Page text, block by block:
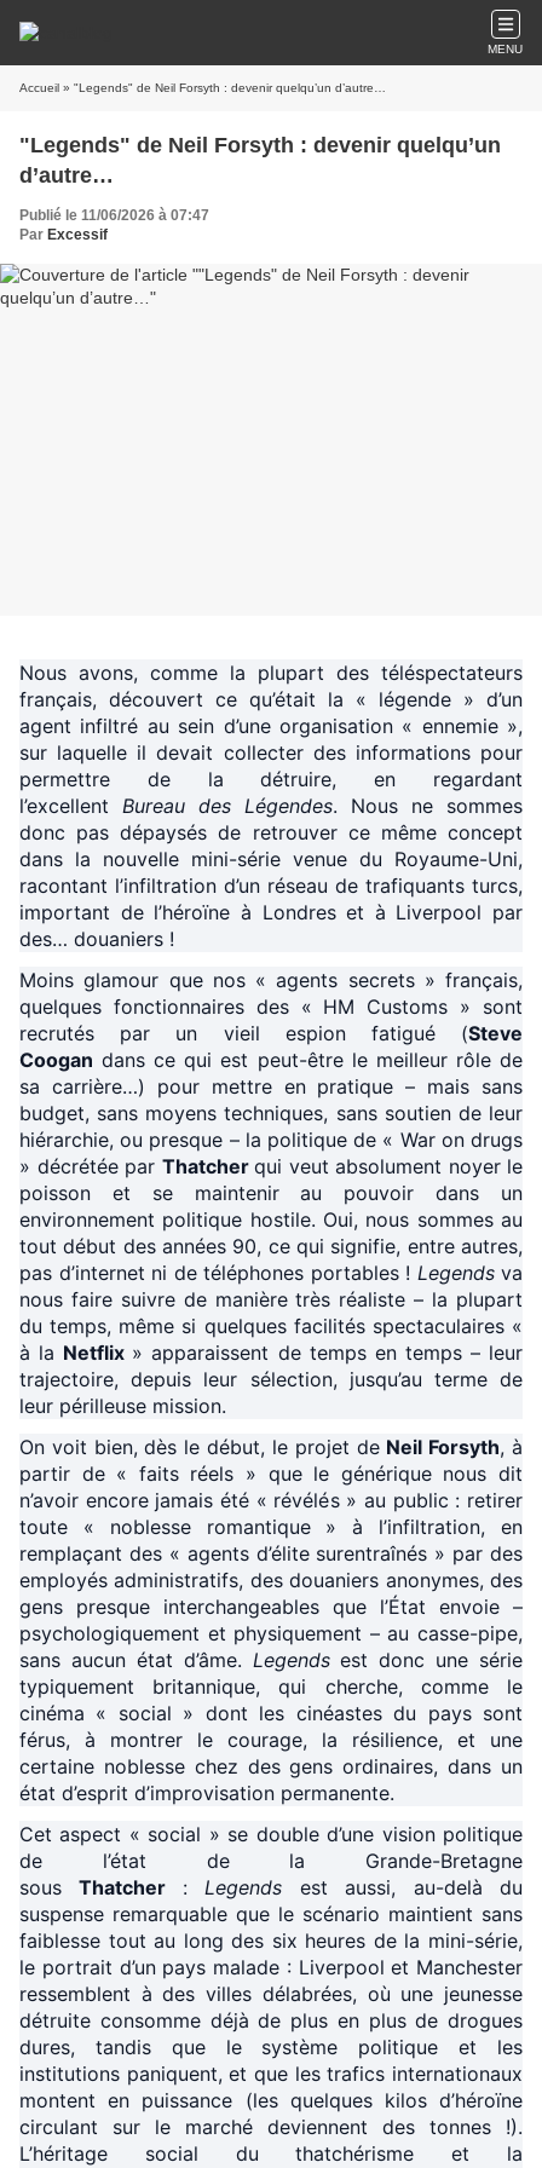
MENU
Accueil » "Legends" de Neil Forsyth : devenir quelqu’un d’autre…
"Legends" de Neil Forsyth : devenir quelqu’un
d’autre…
Publié le 11/06/2026 à 07:47
Par Excessif
Nous avons, comme la plupart des téléspectateurs
français, découvert ce qu’était la « légende » d’un
agent infiltré au sein d’une organisation « ennemie »,
sur laquelle il devait collecter des informations pour
permettre de la détruire, en regardant
l’excellent Bureau des Légendes. Nous ne sommes
donc pas dépaysés de retrouver ce même concept
dans la nouvelle mini-série venue du Royaume-Uni,
racontant l’infiltration d’un réseau de trafiquants turcs,
important de l’héroïne à Londres et à Liverpool par
des… douaniers !
Moins glamour que nos « agents secrets » français,
quelques fonctionnaires des « HM Customs » sont
recrutés par un vieil espion fatigué (Steve
Coogan dans ce qui est peut-être le meilleur rôle de
sa carrière…) pour mettre en pratique – mais sans
budget, sans moyens techniques, sans soutien de leur
hiérarchie, ou presque – la politique de « War on drugs
» décrétée par Thatcher qui veut absolument noyer le
poisson et se maintenir au pouvoir dans un
environnement politique hostile. Oui, nous sommes au
tout début des années 90, ce qui signifie, entre autres,
pas d’internet ni de téléphones portables ! Legends va
nous faire suivre de manière très réaliste – la plupart
du temps, même si quelques facilités spectaculaires «
à la Netflix » apparaissent de temps en temps – leur
trajectoire, depuis leur sélection, jusqu’au terme de
leur périlleuse mission.
On voit bien, dès le début, le projet de Neil Forsyth, à
partir de « faits réels » que le générique nous dit
n’avoir encore jamais été « révélés » au public : retirer
toute « noblesse romantique » à l’infiltration, en
remplaçant des « agents d’élite surentraînés » par des
employés administratifs, des douaniers anonymes, des
gens presque interchangeables que l’État envoie –
psychologiquement et physiquement – au casse-pipe,
sans aucun état d’âme. Legends est donc une série
typiquement britannique, qui cherche, comme le
cinéma « social » dont les cinéastes du pays sont
férus, à montrer le courage, la résilience, et une
certaine noblesse chez des gens ordinaires, dans un
état d’esprit d’improvisation permanente.
Cet aspect « social » se double d’une vision politique
de l’état de la Grande-Bretagne
sous
Thatcher : Legends
est aussi, au-delà du
suspense remarquable que le scénario maintient sans
faiblesse tout au long des six heures de la mini-série,
le portrait d’un pays malade : Liverpool et Manchester
ressemblent à des villes délabrées, où une jeunesse
détruite consomme déjà de plus en plus de drogues
dures, tandis que le système politique et les
institutions paniquent, et que les trafics internationaux
montent en puissance (les quelques kilos d’héroïne
circulant sur le marché deviennent des tonnes !).
L’héritage social du thatchérisme et la